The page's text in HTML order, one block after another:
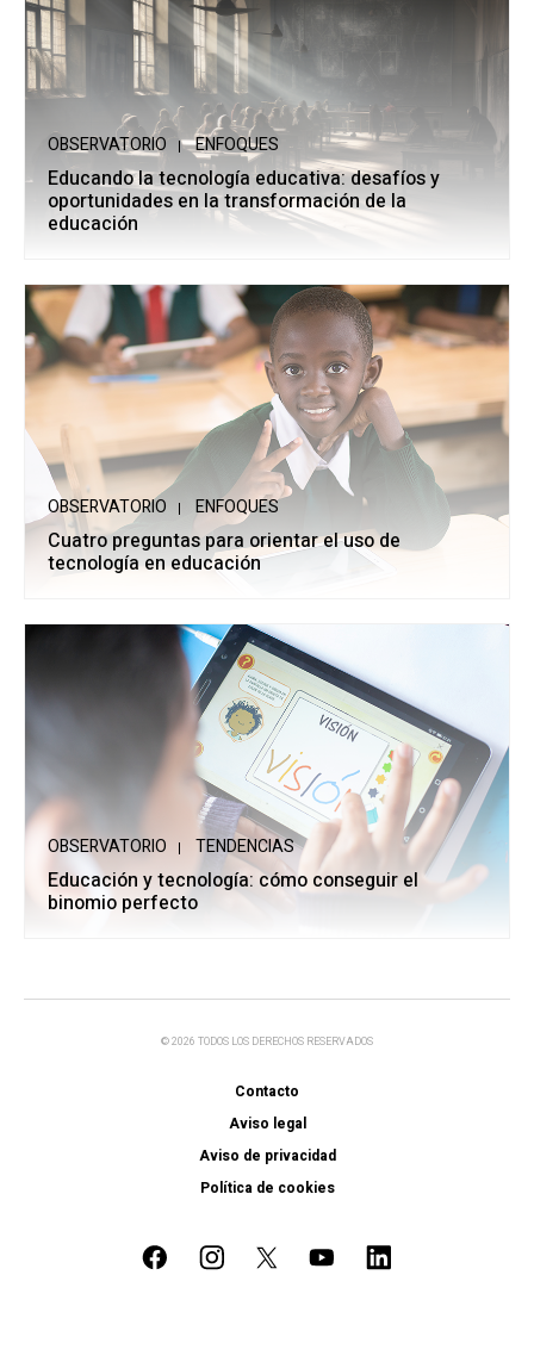
OBSERVATORIO ENFOQUES
Educando la tecnología educativa: desafíos y
oportunidades en la transformación de la
educación
OBSERVATORIO ENFOQUES
Cuatro preguntas para orientar el uso de
tecnología en educación
OBSERVATORIO TENDENCIAS
Educación y tecnología: cómo conseguir el
binomio perfecto
© 2026 TODOS LOS DERECHOS RESERVADOS
Contacto
Aviso legal
Aviso de privacidad
Política de cookies